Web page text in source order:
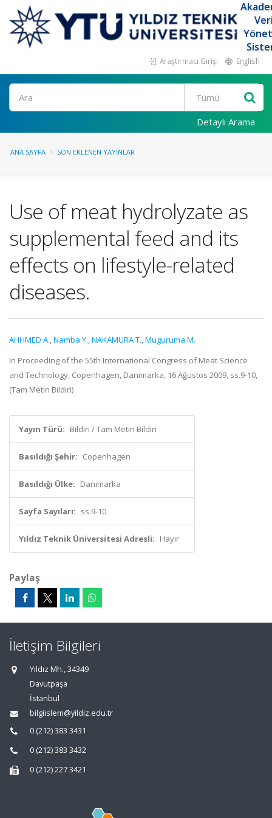
Araştırmacı Girişi English
Ara
Detaylı Arama
ANA SAYFA SON EKLENEN YAYINLAR
Use of meat hydrolyzate as
supplemental feed and its
effects on lifestyle-related
diseases.
AHHMED A.,Namba Y.,NAKAMURA T.,Muguruma M.
In Proceeding of the 55th International Congress of Meat Science
and Technology, Copenhagen, Danimarka, 16 Ağustos 2009, ss.9-10,
(Tam Metin Bildiri)
Yayın Türü: Bildiri / Tam Metin Bildiri
Basıldığı Şehir: Copenhagen
Basıldığı Ülke: Danimarka
Sayfa Sayıları: ss.9-10
Yıldız Teknik Üniversitesi Adresli: Hayır
Paylaş
İletişim Bilgileri
Yıldız Mh., 34349
Davutpaşa
İstanbul
bilgiislem@yildiz.edu.tr
0 (212) 383 3431
0 (212) 383 3432
0 (212) 227 3421